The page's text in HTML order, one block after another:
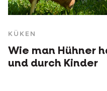
KÜKEN
Wie man Hühner
und durch Kinder